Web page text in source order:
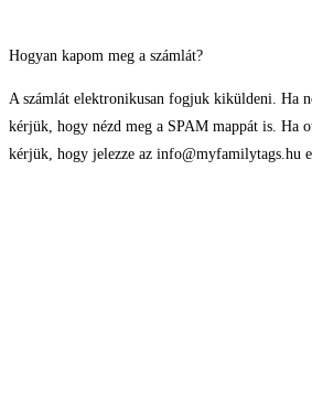
Hogyan kapom meg a számlát?
A számlát elektronikusan fogjuk kiküldeni. Ha
kérjük, hogy nézd meg a SPAM mappát is. Ha
kérjük, hogy jelezze az info@myfamilytags.hu